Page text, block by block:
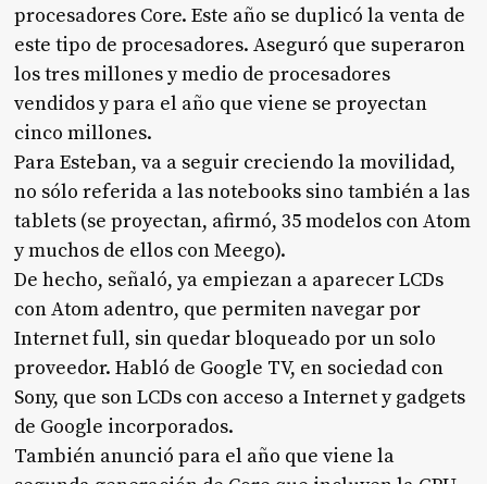
procesadores Core. Este año se duplicó la venta de
este tipo de procesadores. Aseguró que superaron
los tres millones y medio de procesadores
vendidos y para el año que viene se proyectan
cinco millones.
Para Esteban, va a seguir creciendo la movilidad,
no sólo referida a las notebooks sino también a las
tablets (se proyectan, afirmó, 35 modelos con Atom
y muchos de ellos con Meego).
De hecho, señaló, ya empiezan a aparecer LCDs
con Atom adentro, que permiten navegar por
Internet full, sin quedar bloqueado por un solo
proveedor. Habló de Google TV, en sociedad con
Sony, que son LCDs con acceso a Internet y gadgets
de Google incorporados.
También anunció para el año que viene la